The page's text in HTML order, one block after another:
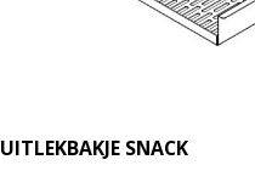
UITLEKBAKJE SNACK